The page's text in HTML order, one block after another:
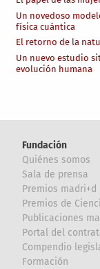
Un novedoso
física cuántica
El retorno de la
Un nuevo estudio
evolución humana
Fundación
Quiénes somos
Sala de prensa
Premios madri+d
Premios de
Publicaciones
Portal del
Compendio
Formación